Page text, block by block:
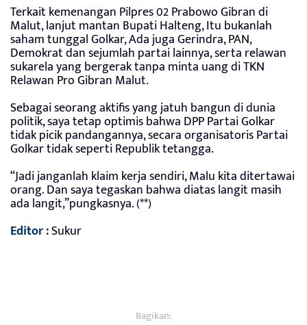
Terkait kemenangan Pilpres 02 Prabowo Gibran di
Malut, lanjut mantan Bupati Halteng, Itu bukanlah
saham tunggal Golkar, Ada juga Gerindra, PAN,
Demokrat dan sejumlah partai lainnya, serta relawan
sukarela yang bergerak tanpa minta uang di TKN
Relawan Pro Gibran Malut.
Sebagai seorang aktifis yang jatuh bangun di dunia
politik, saya tetap optimis bahwa DPP Partai Golkar
tidak picik pandangannya, secara organisatoris Partai
Golkar tidak seperti Republik tetangga.
“Jadi janganlah klaim kerja sendiri, Malu kita ditertawai
orang. Dan saya tegaskan bahwa diatas langit masih
ada langit,”pungkasnya. (**)
Editor :Sukur
Bagikan: